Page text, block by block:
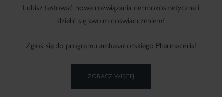
Lubisz testować nowe rozwiązania dermokosmetyczne i
dzielić się swoim doświadczeniem?
Zgłoś się do programu ambasadorskiego Pharmaceris!
ZOBACZ WIĘCEJ